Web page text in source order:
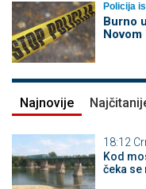
Policija
Burno
Najnovije
18:12
Kod
čeka se